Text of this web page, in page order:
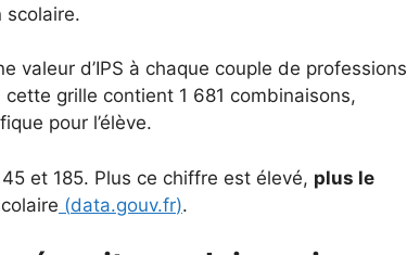
scolaire.
valeur d’IPS à chaque couple de professions
grille contient 1 681 combinaisons,
pour l’élève.
et 185. Plus ce chiffre est élevé, plus le
(data.gouv.fr).